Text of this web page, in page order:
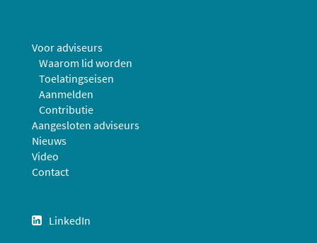
Voor adviseurs
Waarom lid worden
Toelatingseisen
Aanmelden
Contributie
Aangesloten adviseurs
Nieuws
Video
Contact
LinkedIn